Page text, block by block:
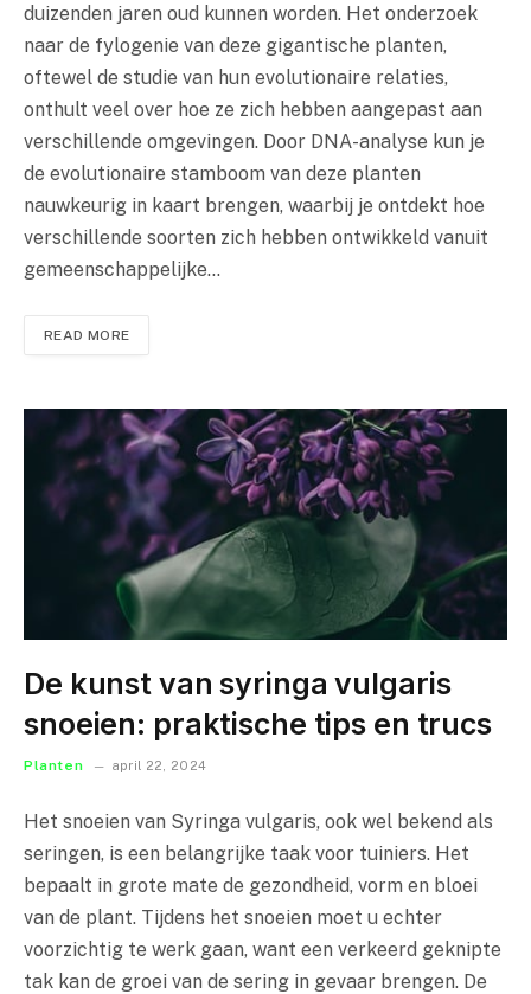
duizenden jaren oud kunnen worden. Het onderzoek
naar de fylogenie van deze gigantische planten,
oftewel de studie van hun evolutionaire relaties,
onthult veel over hoe ze zich hebben aangepast aan
verschillende omgevingen. Door DNA-analyse kun je
de evolutionaire stamboom van deze planten
nauwkeurig in kaart brengen, waarbij je ontdekt hoe
verschillende soorten zich hebben ontwikkeld vanuit
gemeenschappelijke…
READ MORE
De kunst van syringa vulgaris
snoeien: praktische tips en trucs
Planten april 22, 2024
Het snoeien van Syringa vulgaris, ook wel bekend als
seringen, is een belangrijke taak voor tuiniers. Het
bepaalt in grote mate de gezondheid, vorm en bloei
van de plant. Tijdens het snoeien moet u echter
voorzichtig te werk gaan, want een verkeerd geknipte
tak kan de groei van de sering in gevaar brengen. De